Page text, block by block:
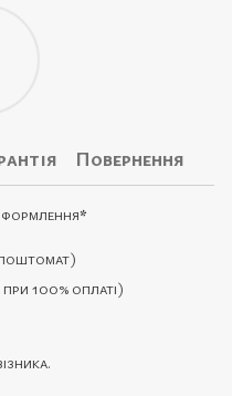
Повернення
*
поштомат)
при 100% оплаті)